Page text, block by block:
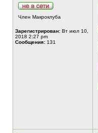
Член Макроклуба
Зарегистрирован: Вт июл 10,
2018 2:27 pm
Сообщения: 131